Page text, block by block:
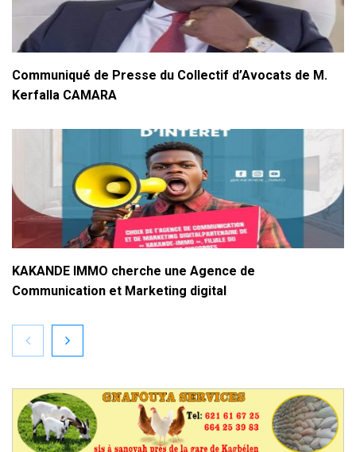
Communiqué de Presse du Collectif d’Avocats de M.
Kerfalla CAMARA
KAKANDE IMMO cherche une Agence de
Communication et Marketing digital